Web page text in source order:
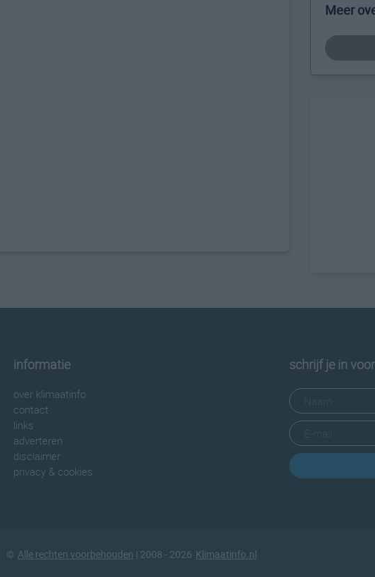
Meer
informatie
over klimaatinfo
contact
links
adverteren
disclaimer
privacy & cookies
schrijf je in
© Alle rechten voorbehouden | 2008 - 2026 Klimaatinfo.nl